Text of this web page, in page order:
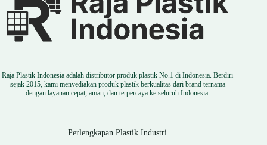
Raja Plastik Indonesia adalah distributor produk plastik No.1 di Indonesia. Berdiri
sejak 2015, kami menyediakan produk plastik berkualitas dari brand ternama
dengan layanan cepat, aman, dan terpercaya ke seluruh Indonesia.
Perlengkapan Plastik Industri